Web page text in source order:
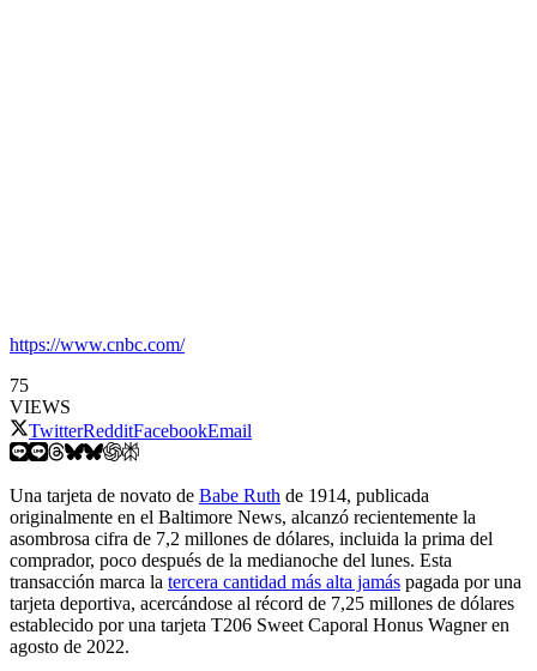
https://www.cnbc.com/
75
VIEWS
TwitterRedditFacebookEmail
Una tarjeta de novato de Babe Ruth de 1914, publicada
originalmente en el Baltimore News, alcanzó recientemente la
asombrosa cifra de 7,2 millones de dólares, incluida la prima del
comprador, poco después de la medianoche del lunes. Esta
transacción marca la tercera cantidad más alta jamás pagada por una
tarjeta deportiva, acercándose al récord de 7,25 millones de dólares
establecido por una tarjeta T206 Sweet Caporal Honus Wagner en
agosto de 2022.